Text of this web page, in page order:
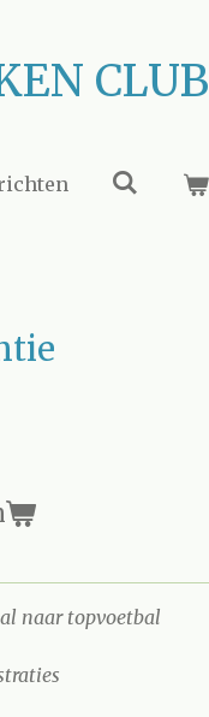
CLUB
naar topvoetbal